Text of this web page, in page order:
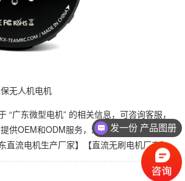
无人机电机
“广东微型电机” 的相关信息，可咨询客服，
供OEM和ODM服务，满足不同客户的不同
直流电机生产厂家】【直流无刷电机厂商】
发一份 产品图册